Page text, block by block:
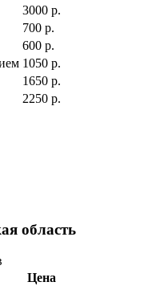
3000 р.
700 р.
600 р.
1050 р.
1650 р.
2250 р.
область
Цена